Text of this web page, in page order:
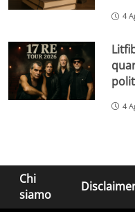
4
4
Chi
siamo